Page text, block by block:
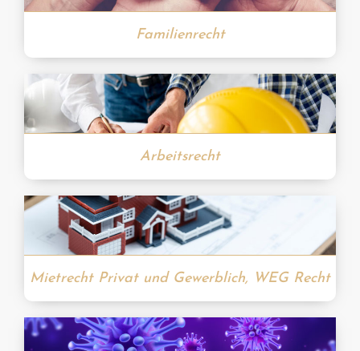
Familienrecht
Arbeitsrecht
Mietrecht Privat und Gewerblich, WEG Recht